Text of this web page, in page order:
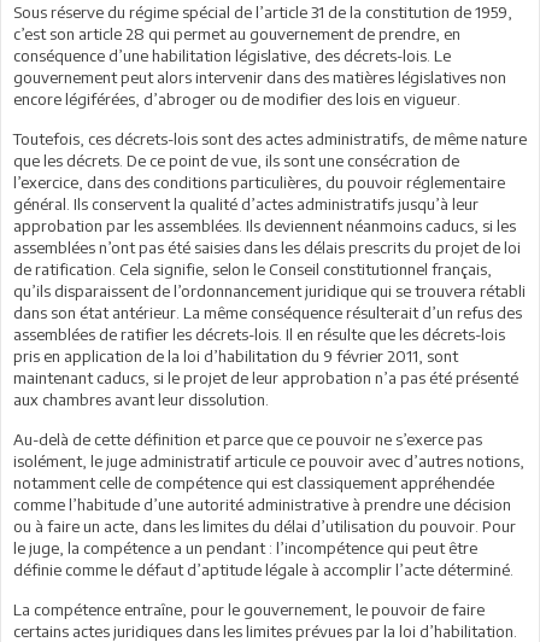
Sous réserve du régime spécial de l’article 31 de la constitution de 1959,
c’est son article 28 qui permet au gouvernement de prendre, en
conséquence d’une habilitation législative, des décrets-lois. Le
gouvernement peut alors intervenir dans des matières législatives non
encore légiférées, d’abroger ou de modifier des lois en vigueur.
Toutefois, ces décrets-lois sont des actes administratifs, de même nature
que les décrets. De ce point de vue, ils sont une consécration de
l’exercice, dans des conditions particulières, du pouvoir réglementaire
général. Ils conservent la qualité d’actes administratifs jusqu’à leur
approbation par les assemblées. Ils deviennent néanmoins caducs, si les
assemblées n’ont pas été saisies dans les délais prescrits du projet de loi
de ratification. Cela signifie, selon le Conseil constitutionnel français,
qu’ils disparaissent de l’ordonnancement juridique qui se trouvera rétabli
dans son état antérieur. La même conséquence résulterait d’un refus des
assemblées de ratifier les décrets-lois. Il en résulte que les décrets-lois
pris en application de la loi d’habilitation du 9 février 2011, sont
maintenant caducs, si le projet de leur approbation n’a pas été présenté
aux chambres avant leur dissolution.
Au-delà de cette définition et parce que ce pouvoir ne s’exerce pas
isolément, le juge administratif articule ce pouvoir avec d’autres notions,
notamment celle de compétence qui est classiquement appréhendée
comme l’habitude d’une autorité administrative à prendre une décision
ou à faire un acte, dans les limites du délai d’utilisation du pouvoir. Pour
le juge, la compétence a un pendant : l’incompétence qui peut être
définie comme le défaut d’aptitude légale à accomplir l’acte déterminé.
La compétence entraîne, pour le gouvernement, le pouvoir de faire
certains actes juridiques dans les limites prévues par la loi d’habilitation.